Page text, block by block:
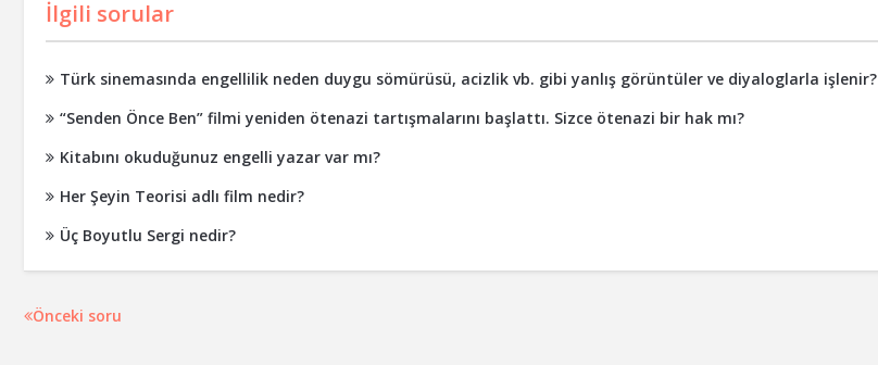
İlgili sorular
Türk sinemasında engellilik neden duygu sömürüsü, acizlik vb. gibi yanlış görüntüler ve diyaloglarla işlenir?
“Senden Önce Ben” filmi yeniden ötenazi tartışmalarını başlattı. Sizce ötenazi bir hak mı?
Kitabını okuduğunuz engelli yazar var mı?
Her Şeyin Teorisi adlı film nedir?
Üç Boyutlu Sergi nedir?
Önceki soru